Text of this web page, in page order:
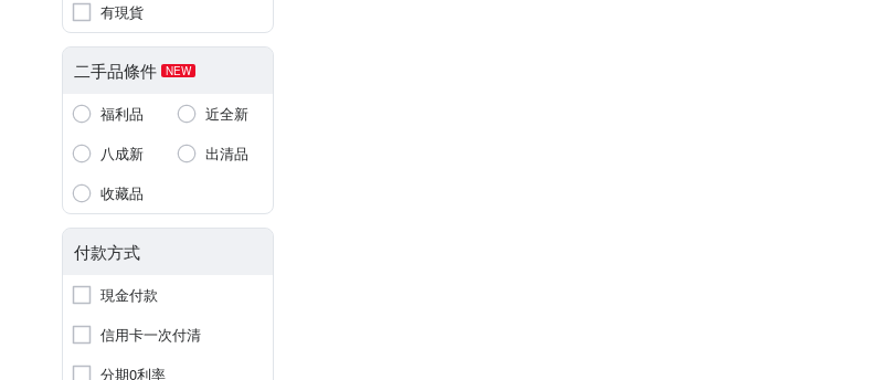
有現貨
二手品條件 NEW
福利品
近全新
八成新
出清品
收藏品
付款方式
現金付款
信用卡一次付清
分期0利率